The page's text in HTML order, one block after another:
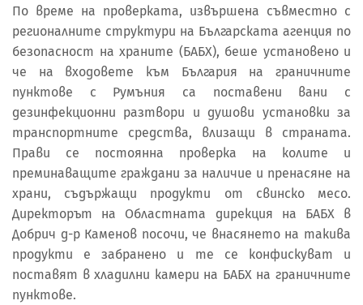
По време на проверката, извършена съвместно с
регионалните структури на Българската агенция по
безопасност на храните (БАБХ), беше установено и
че на входовете към България на граничните
пунктове с Румъния са поставени вани с
дезинфекционни разтвори и душови установки за
транспортните средства, влизащи в страната.
Прави се постоянна проверка на колите и
преминаващите граждани за наличие и пренасяне на
храни, съдържащи продукти от свинско месо.
Директорът на Областната дирекция на БАБХ в
Добрич д-р Каменов посочи, че внасянето на такива
продукти е забранено и те се конфискуват и
поставят в хладилни камери на БАБХ на граничните
пунктове.